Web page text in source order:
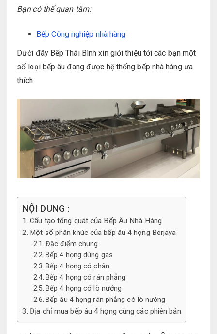
Bạn có thể quan tâm:
Bếp Công nghiệp nhà hàng
Dưới đây Bếp Thái Bình xin giới thiệu tới các bạn một
số loại bếp âu đang được hệ thống bếp nhà hàng ưa
thích
NỘI DUNG :
Cấu tạo tổng quát của Bếp Âu Nhà Hàng
Một số phân khúc của bếp âu 4 họng Berjaya
Đặc điểm chung
Bếp 4 họng dùng gas
Bếp 4 họng có chân
Bếp 4 họng có rán phẳng
Bếp 4 họng có lò nướng
Bếp âu 4 họng rán phẳng có lò nướng
Địa chỉ mua bếp âu 4 họng cùng các phiên bản